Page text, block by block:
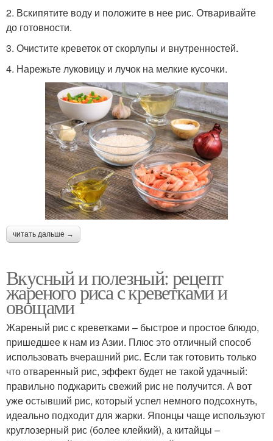
2. Вскипятите воду и положите в нее рис. Отваривайте
до готовности.
3. Очистите креветок от скорлупы и внутренностей.
4. Нарежьте луковицу и лучок на мелкие кусочки.
читать дальше →
Вкусный и полезный: рецепт
жареного риса с креветками и
овощами
Жареный рис с креветками – быстрое и простое блюдо,
пришедшее к нам из Азии. Плюс это отличный способ
использовать вчерашний рис. Если так готовить только
что отваренный рис, эффект будет не такой удачный:
правильно поджарить свежий рис не получится. А вот
уже остывший рис, который успел немного подсохнуть,
идеально подходит для жарки. Японцы чаще используют
круглозерный рис (более клейкий), а китайцы –